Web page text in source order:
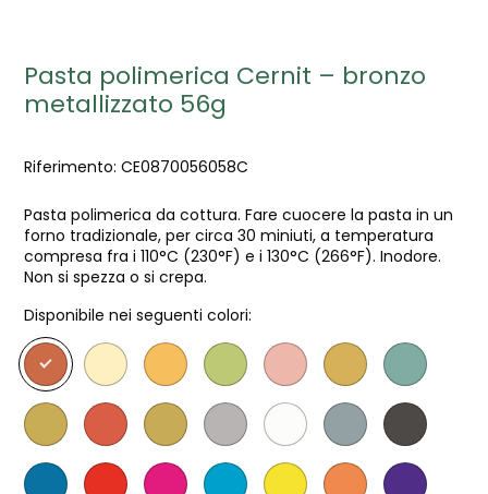
Pasta polimerica Cernit – bronzo
metallizzato 56g
Riferimento: CE0870056058C
Pasta polimerica da cottura. Fare cuocere la pasta in un
forno tradizionale, per circa 30 miniuti, a temperatura
compresa fra i 110°C (230°F) e i 130°C (266°F). Inodore.
Non si spezza o si crepa.
Disponibile nei seguenti colori: